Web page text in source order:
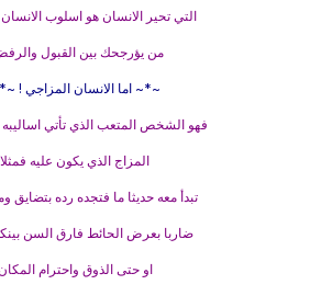
التي تحير الانسان هو اسلوب الانسان
من يؤرجحك بين القبول
~*~ اما الانسان المزاجي !
فهو الشخص المتعب الذي تأتي
المزاج الذي يكون عليه فمثلا
تبدأ معه حديثا ما فتجده رده بتضايق
ضاربا بعرض الحائط فارق السن
او حتى الذوق واحترام المكان